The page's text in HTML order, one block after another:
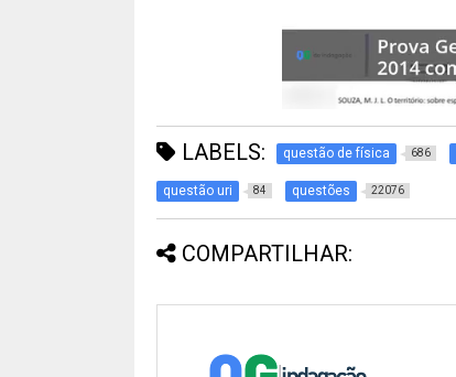
LABELS: questão de física 686
questão uri 84 questões 22076
COMPARTILHAR: